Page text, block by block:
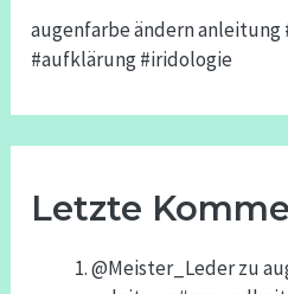
augenfarbe ändern
#aufklärung #iridologie
Letzte
@Meister_Lederzu